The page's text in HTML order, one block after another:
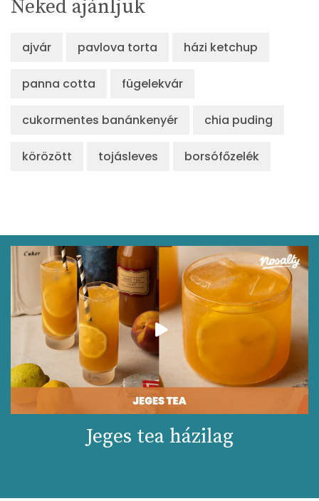
Neked ajánljuk
ajvár pavlova torta házi ketchup
panna cotta fügelekvár
cukormentes banánkenyér chia puding
körözött tojásleves borsófőzelék
Jeges tea házilag